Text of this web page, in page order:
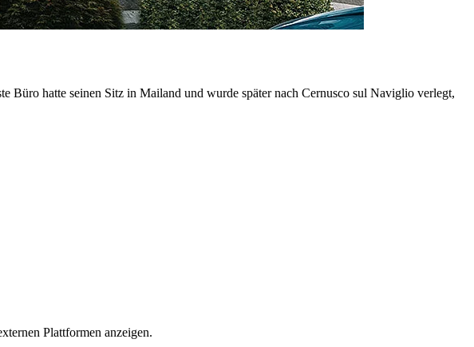
Büro hatte seinen Sitz in Mailand und wurde später nach Cernusco sul Naviglio verlegt,
Plattformen anzeigen.